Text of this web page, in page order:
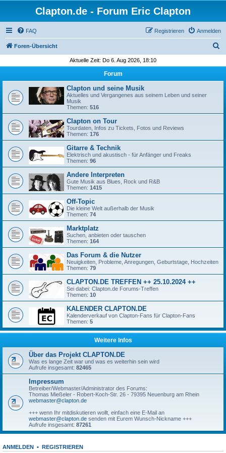
Clapton.de - Forum Eric Clapton
FAQ Anmelden
Registrieren
Foren-Übersicht
h
Aktuelle Zeit: Do 6. Aug 2026, 18:10
Forum
Clapton und seine Musik
Aktuelles und Vergangenes aus seinem Leben und seiner
Musik
Themen: 516
Clapton on Tour
Tourdaten, Infos zu Tickets, Fotos und Reviews
Themen: 176
Gitarre & Technik
Elektrisch und akustisch - für Anfänger und Freaks
Themen: 96
Andere Interpreten
Gute Musik aus Blues, Rock und R&B
Themen: 1415
Off-Topic
Die kleine Welt außerhalb der Musik
Themen: 74
Marktplatz
Suchen, anbieten oder tauschen
Themen: 164
Das Forum & die Nutzer
Neuigkeiten, Probleme, Anregungen, Geburtstage, Hochzeiten
Themen: 79
CLAPTON.DE TREFFEN ++ 25.10.2024 ++
Sei dabei: Clapton.de Forums-Treffen
Themen: 10
KALENDER CLAPTON.DE
Kalenderverkauf von Clapton-Fans für Clapton-Fans
Themen: 5
Weitere Infos
Über das Projekt CLAPTON.DE
Was es lange Zeit war und was es weiterhin sein wird
Aufrufe insgesamt: 82465
Impressum
Betreiber/Webmaster/Administrator des Forums:
Thomas Mießeler - Robert-Koch-Str. 26 - 79395 Neuenburg am Rhein
webmaster@clapton.de
+++ wenn Ihr mitdiskutieren wollt, einfach eine E-Mail an
webmaster@clapton.de senden mit Eurem Wunsch-Nickname +++
Aufrufe insgesamt: 87261
ANMELDEN • REGISTRIEREN